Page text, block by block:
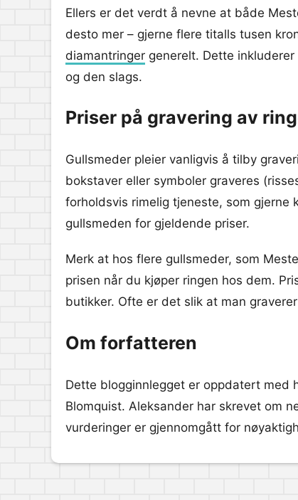
Ellers er det verdt å nevne at både
desto mer – gjerne flere titalls tusen
diamantringer generelt. Dette
og den slags.
Priser på gravering av
Gullsmeder pleier vanligvis å tilby
bokstaver eller symboler graveres
forholdsvis rimelig tjeneste, som gjerne
gullsmeden for gjeldende priser.
Merk at hos flere gullsmeder, som
prisen når du kjøper ringen hos dem.
butikker. Ofte er det slik at man
Om forfatteren
Dette blogginnlegget er oppdatert med
Blomquist. Aleksander har skrevet om
vurderinger er gjennomgått for